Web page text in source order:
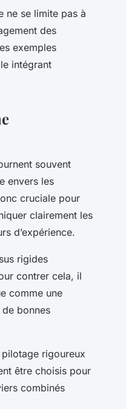
ne se limite pas à
des
exemples
intégrant
souvent
envers les
cruciale pour
clairement les
d’expérience.
rigides
contrer cela, il
comme une
de bonnes
rigoureux
être choisis pour
combinés